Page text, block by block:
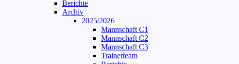
Berichte
Archiv
2025/2026
Mannschaft C1
Mannschaft C2
Mannschaft C3
Trainerteam